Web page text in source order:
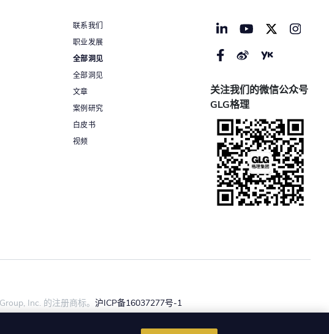
联系我们
职业发展
全部洞见
全部洞见
文章
案例研究
白皮书
视频
关注我们的微信公众号
GLG格理
Inc. 的注册商标。 沪ICP备16037277号-1